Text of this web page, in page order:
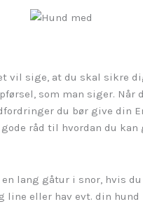
sige, at du skal sikre
som man siger.
du bør give din
råd til hvordan du kan
lang gåtur i snor, hvis
eller hav evt. din